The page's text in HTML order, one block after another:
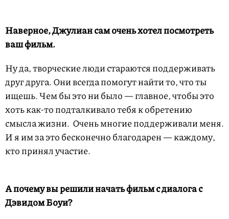
Наверное, Джулиан сам очень хотел посмотреть
ваш фильм.
Ну да, творческие люди стараются поддерживать
друг друга. Они всегда помогут найти то, что ты
ищешь. Чем бы это ни было — главное, чтобы это
хоть как-то подталкивало тебя к обретению
смысла жизни. Очень многие поддерживали меня.
И я им за это бесконечно благодарен — каждому,
кто принял участие.
А почему вы решили начать фильм с диалога с
Дэвидом Боуи?